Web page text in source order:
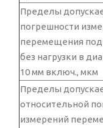
Пределы
погрешности
перемещения
без нагрузки в
10 мм включ., мкм
Пределы
относительной
измерений